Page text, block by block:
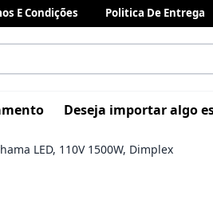
E Condições Politica De Entrega
Deseja importar algo
LED, 110V 1500W, Dimplex